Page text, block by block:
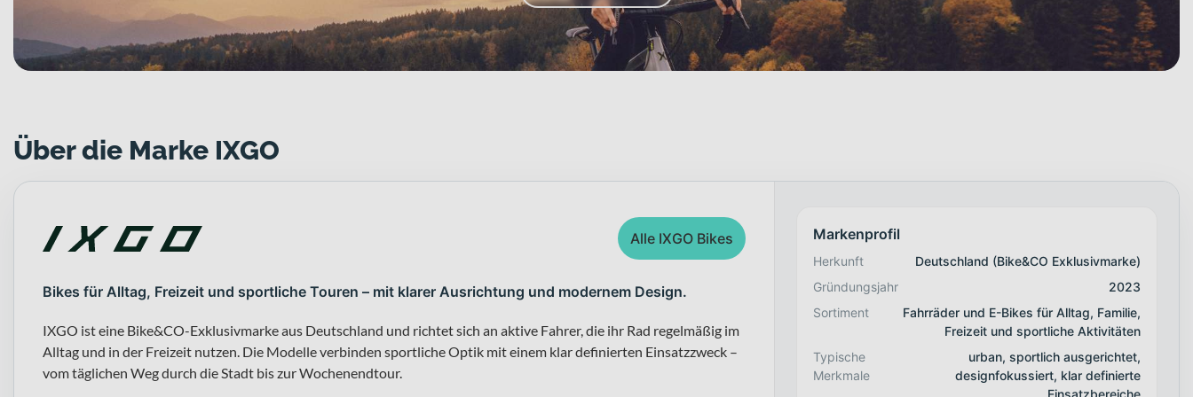
Über die Marke IXGO
Alle IXGO Bikes
Bikes für Alltag, Freizeit und sportliche Touren – mit klarer Ausrichtung und modernem Design.
IXGO ist eine Bike&CO-Exklusivmarke aus Deutschland und richtet sich an aktive Fahrer, die ihr Rad regelmäßig im
Alltag und in der Freizeit nutzen. Die Modelle verbinden sportliche Optik mit einem klar definierten Einsatzzweck –
vom täglichen Weg durch die Stadt bis zur Wochenendtour.
Markenprofil
Herkunft
Deutschland (Bike&CO Exklusivmarke)
Gründungsjahr
2023
Sortiment
Fahrräder und E-Bikes für Alltag, Familie,
Freizeit und sportliche Aktivitäten
Typische
Merkmale
urban, sportlich ausgerichtet,
designfokussiert, klar definierte